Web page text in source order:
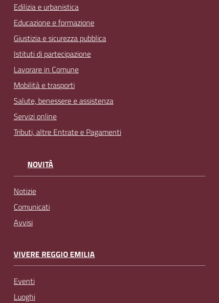
Edilizia e urbanistica
Educazione e formazione
Giustizia e sicurezza pubblica
Istituti di partecipazione
Lavorare in Comune
Mobilità e trasporti
Salute, benessere e assistenza
Servizi online
Tributi, altre Entrate e Pagamenti
NOVITÀ
Notizie
Comunicati
Avvisi
VIVERE REGGIO EMILIA
Eventi
Luoghi